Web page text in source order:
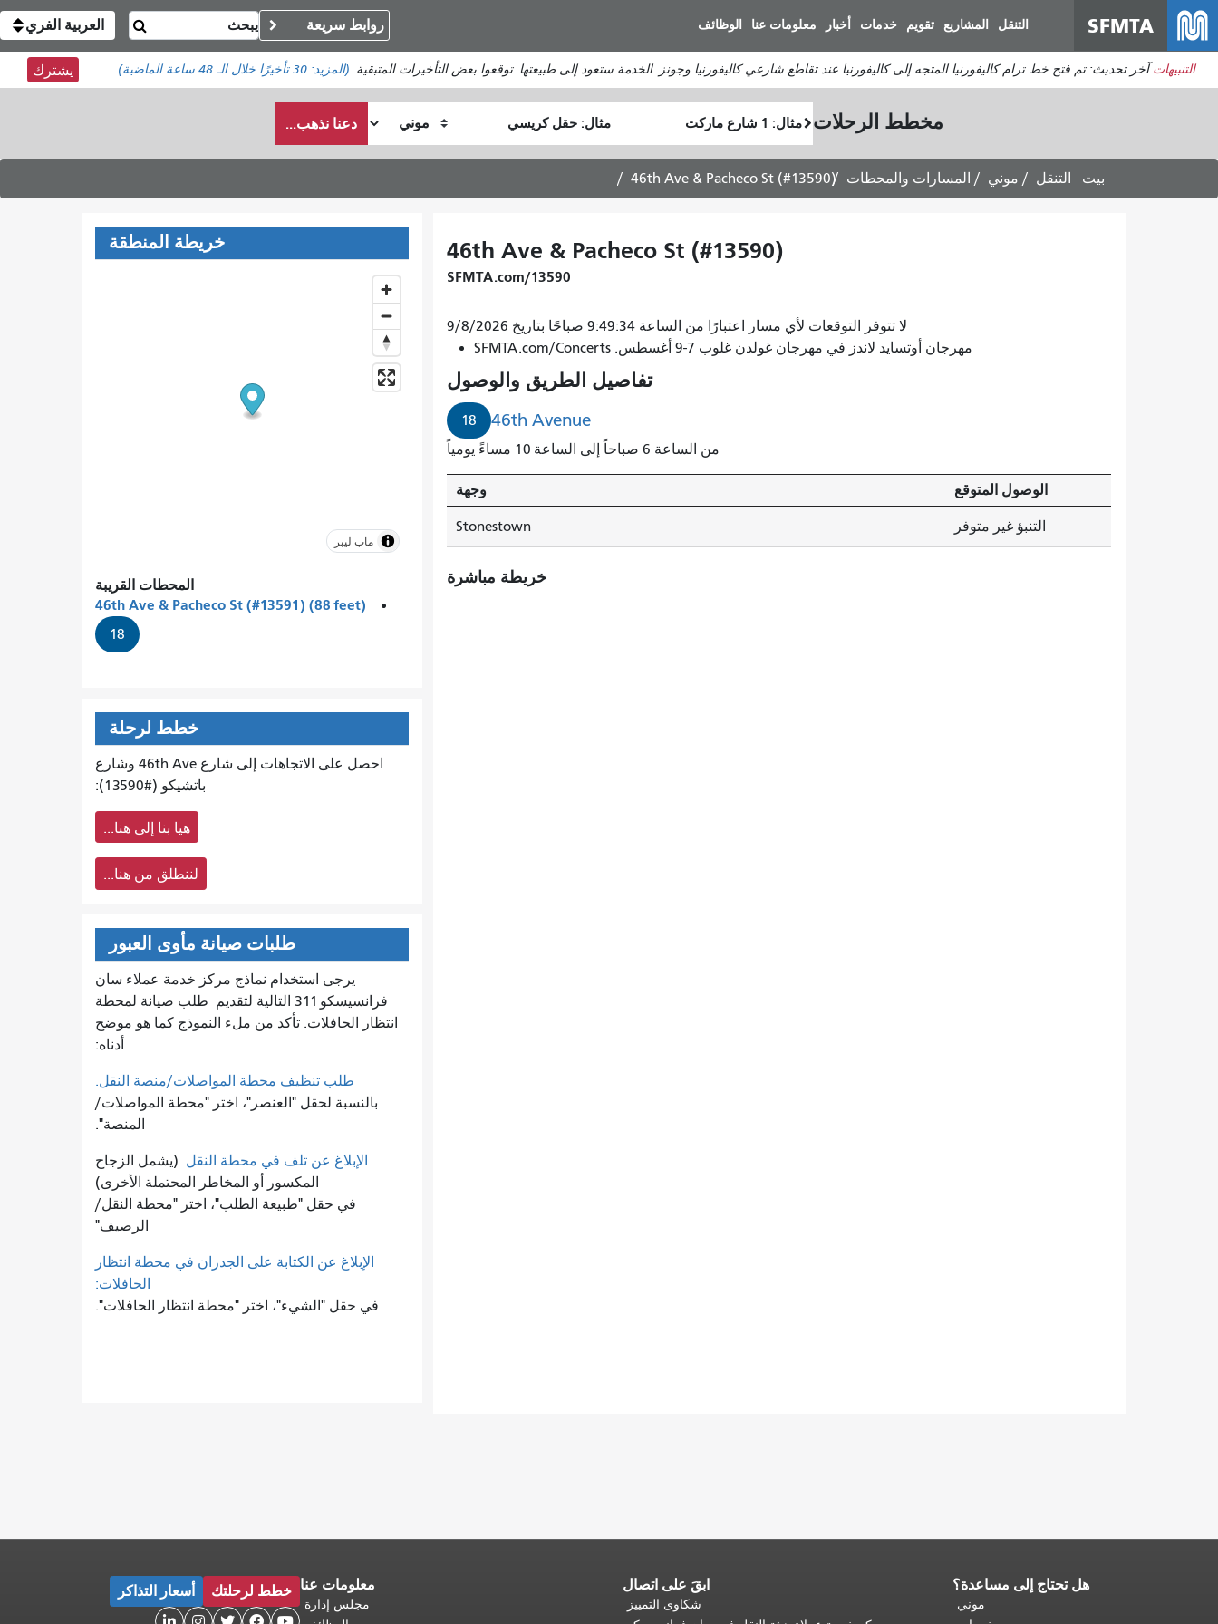
المحتوى
الرئيسي
SFMTA التنقل المشاريع تقويم خدمات أخبار معلومات عنا الوظائف روابط سريعة العربية الفري
التنبيهات آخر تحديث: تم فتح خط ترام كاليفورنيا المتجه إلى كاليفورنيا عند تقاطع شارعي كاليفورنيا وجونز. الخدمة ستعود إلى طبيعتها. توقعوا بعض التأخيرات المتبقية. (المزيد:30 تأخيرًا خلال الـ 48 ساعة الماضية) يشترك
مخطط الرحلات
البداية
النهاية
كيف
أرغب
السفر
دعنا نذهب...
بيت التنقل موني المسارات والمحطات 46th Ave & Pacheco St (#13590)
46th Ave & Pacheco St (#13590)
SFMTA.com/13590
لا تتوفر التوقعات لأي مسار اعتبارًا من الساعة 9:49:34 صباحًا بتاريخ 9/8/2026
مهرجان أوتسايد لاندز في مهرجان غولدن غلوب 7-9 أغسطس. SFMTA.com/Concerts
تفاصيل الطريق والوصول
18 46th Avenue
من الساعة 6 صباحاً إلى الساعة 10 مساءً يومياً
وجهة الوصول المتوقع
Stonestown التنبؤ غير متوفر
خريطة مباشرة
خريطة المنطقة
ماب ليبر
المحطات القريبة
46th Ave & Pacheco St (#13591) (88 feet)
18
خطط لرحلة
احصل على الاتجاهات إلى شارع 46th Ave وشارع
باتشيكو (#13590):
هيا بنا إلى هنا...
لننطلق من هنا...
طلبات صيانة مأوى العبور
يرجى استخدام نماذج مركز خدمة عملاء سان
فرانسيسكو 311 التالية لتقديم
طلب صيانة لمحطة
انتظار الحافلات. تأكد من ملء النموذج كما هو موضح
أدناه:
طلب تنظيف محطة المواصلات/منصة النقل.
بالنسبة لحقل "العنصر"، اختر "محطة المواصلات/
المنصة".
الإبلاغ عن تلف في محطة النقل (يشمل الزجاج
المكسور أو المخاطر المحتملة الأخرى)
في حقل "طبيعة الطلب"، اختر "محطة النقل/
الرصيف"
الإبلاغ عن الكتابة على الجدران في محطة انتظار
الحافلات:
في حقل "الشيء"، اختر "محطة انتظار الحافلات".
هل تحتاج إلى مساعدة؟
موني
ابقَ على اتصال
شكاوى التمييز
معلومات عنا
مجلس إدارة
خطط لرحلتك أسعار التذاكر